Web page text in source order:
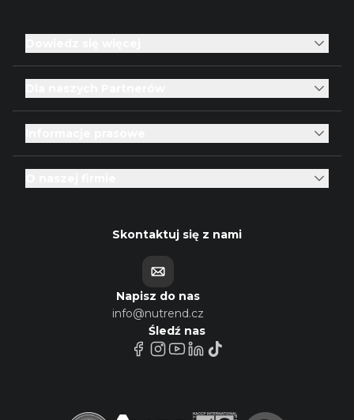
Skontaktuj się z nami
Napisz do nas
info@nutrend.cz
Śledź nas